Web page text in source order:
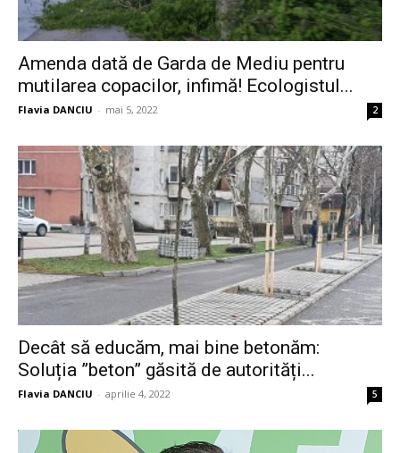
Amenda dată de Garda de Mediu pentru
mutilarea copacilor, infimă! Ecologistul...
Flavia DANCIU - mai 5, 2022 2
Decât să educăm, mai bine betonăm:
Soluția ”beton” găsită de autorități...
Flavia DANCIU - aprilie 4, 2022 5